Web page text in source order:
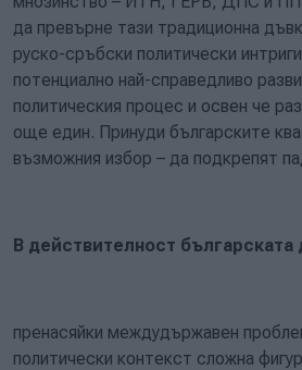
да превърне тази традиционна
руско-сръбски политически
потенциално най-справедливо
политическия процес и освен че
още един. Принуди българските
възможния избор – да подкрепят
В действителност
пренасяйки междудържавен
политически контекст сложна